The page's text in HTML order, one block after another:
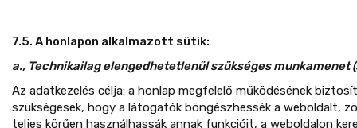
7.5. A honlapon alkalmazott sütik:
a., Technikailag elengedhetetlenül szükséges munkamenet
Az adatkezelés célja: a honlap megfelelő működésének
szükségesek, hogy a látogatók böngészhessék a weboldalt,
teljes körűen használhassák annak funkcióit, a weboldalon